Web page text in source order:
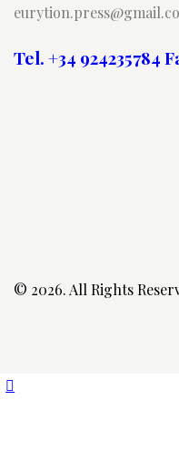
Tel. +34 924235784
© 2026. All Rights